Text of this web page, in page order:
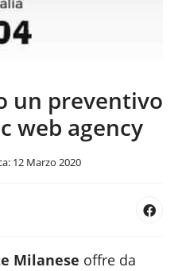
un preventivo
web agency
12 Marzo 2020
Milanese offre da